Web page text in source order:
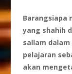
Barangsiapa
yang shahih
sallam
pelajaran
akan